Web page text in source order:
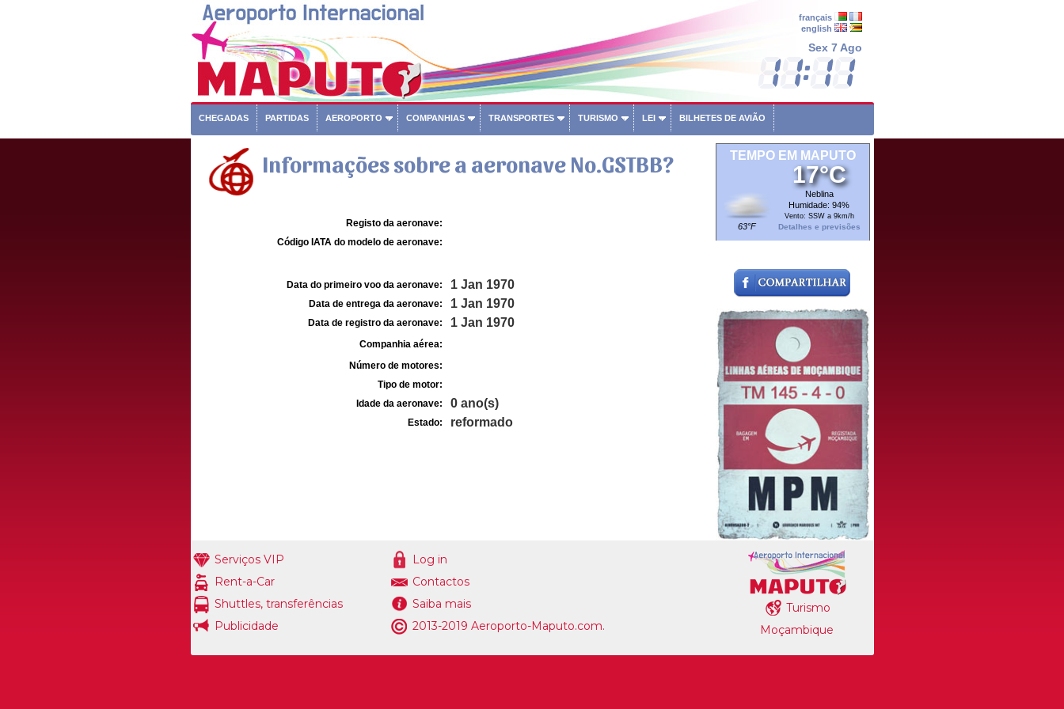
français
english
Sex 7 Ago
CHEGADAS PARTIDAS AEROPORTO COMPANHIAS TRANSPORTES TURISMO LEI BILHETES DE AVIÃO
Informações sobre a aeronave No.GSTBB?
Registo da aeronave:
Código IATA do modelo de aeronave:
Data do primeiro voo da aeronave: 1 Jan 1970
Data de entrega da aeronave: 1 Jan 1970
Data de registro da aeronave: 1 Jan 1970
Companhia aérea:
Número de motores:
Tipo de motor:
Idade da aeronave:
0 ano(s)
Estado: reformado
TEMPO EM MAPUTO
63°F
17°C
Neblina
Humidade: 94%
Vento: SSW a 9km/h
Detalhes e previsões
Serviços VIP
Rent-a-Car
Shuttles, transferências
Publicidade
Log in
Contactos
Saiba mais
2013-2019 Aeroporto-Maputo.com.
Turismo
Moçambique